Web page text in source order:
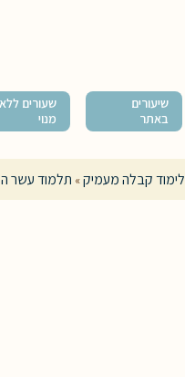
שיעורים
באתר
שעורים ללא
מנוי
לימוד קבלה מעמיק» תלמוד עשר